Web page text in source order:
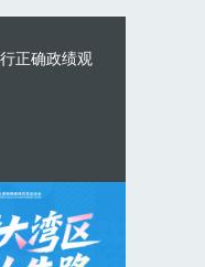
正确政绩观